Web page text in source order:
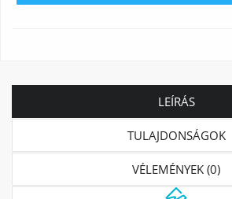
LEÍRÁS
TULAJDONSÁGOK
VÉLEMÉNYEK (0)